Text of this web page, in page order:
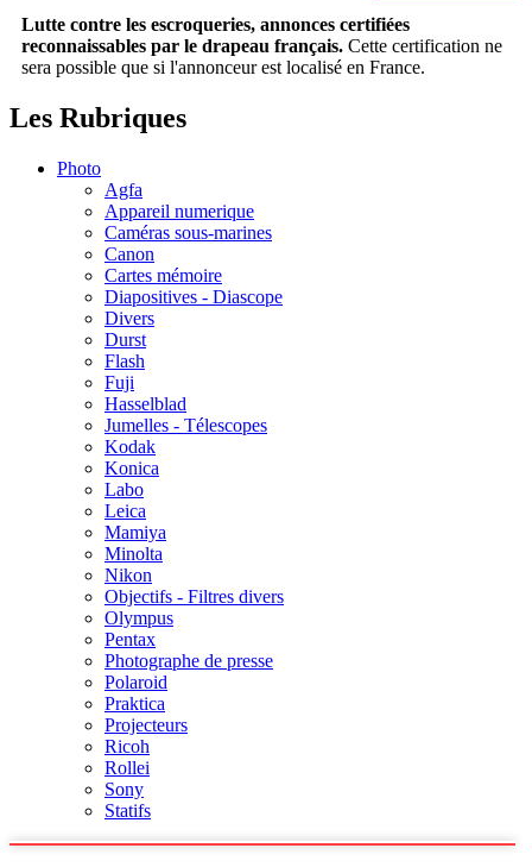
Lutte contre les escroqueries, annonces certifiées
reconnaissables par le drapeau français. Cette certification ne
sera possible que si l'annonceur est localisé en France.
Les Rubriques
Photo
Agfa
Appareil numerique
Caméras sous-marines
Canon
Cartes mémoire
Diapositives - Diascope
Divers
Durst
Flash
Fuji
Hasselblad
Jumelles - Télescopes
Kodak
Konica
Labo
Leica
Mamiya
Minolta
Nikon
Objectifs - Filtres divers
Olympus
Pentax
Photographe de presse
Polaroid
Praktica
Projecteurs
Ricoh
Rollei
Sony
Statifs